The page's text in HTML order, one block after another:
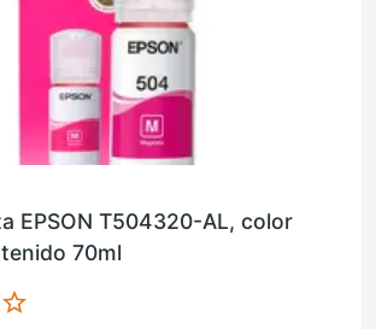
EPSON T504320-AL, color
70ml
star_border